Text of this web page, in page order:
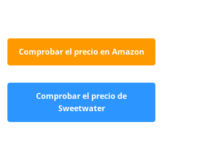
Comprobar el precio en Amazon
Comprobar el precio de
Sweetwater